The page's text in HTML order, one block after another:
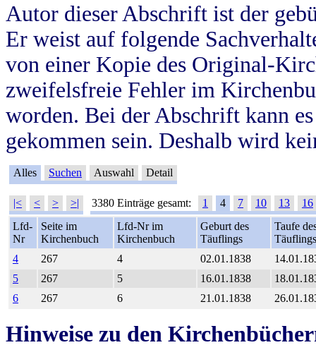
Autor dieser Abschrift ist der
Er weist auf folgende
von einer Kopie des Original-
zweifelsfreie Fehler im
worden. Bei der Abschrift kann
gekommen sein. Deshalb wird
Alles Suchen Auswahl Detail
|< < > >| 3380 Einträge gesamt: 1 4 7 10 13
16
Lfd-
Nr
Seite im
Kirchenbuch
Lfd-Nr im
Kirchenbuch
Geburt des
Täuflings
Taufe
Täuflings
4
267 4 02.01.1838
5
267 5 16.01.1838
6
267 6 21.01.1838
Hinweise zu den